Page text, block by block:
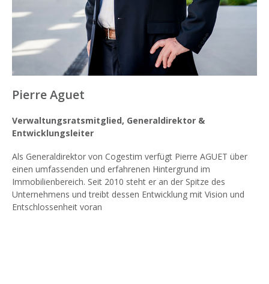
Pierre Aguet
Verwaltungsratsmitglied, Generaldirektor &
Entwicklungsleiter
Als Generaldirektor von Cogestim verfügt Pierre AGUET über
einen umfassenden und erfahrenen Hintergrund im
Immobilienbereich. Seit 2010 steht er an der Spitze des
Unternehmens und treibt dessen Entwicklung mit Vision und
Entschlossenheit voran